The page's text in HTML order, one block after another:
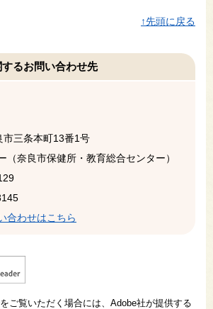
↑先頭に戻る
るお問い合わせ先
市三条本町13番1号
（奈良市保健所・教育総合センター）
合わせはこちら
ご覧いただく場合には、Adobe社が提供する